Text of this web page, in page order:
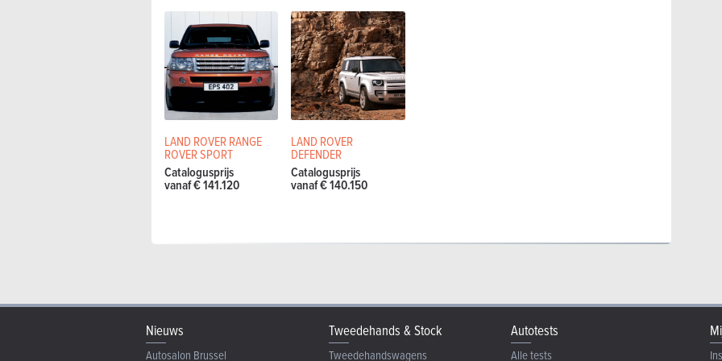
LAND ROVER RANGE
ROVER SPORT
Catalogusprijs
vanaf € 141.120
LAND ROVER
DEFENDER
Catalogusprijs
vanaf € 140.150
Nieuws
Autosalon Brussel
Tweedehands & Stock
Tweedehandswagens
Autotests
Alle tests